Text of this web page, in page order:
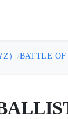
） /BATTLE